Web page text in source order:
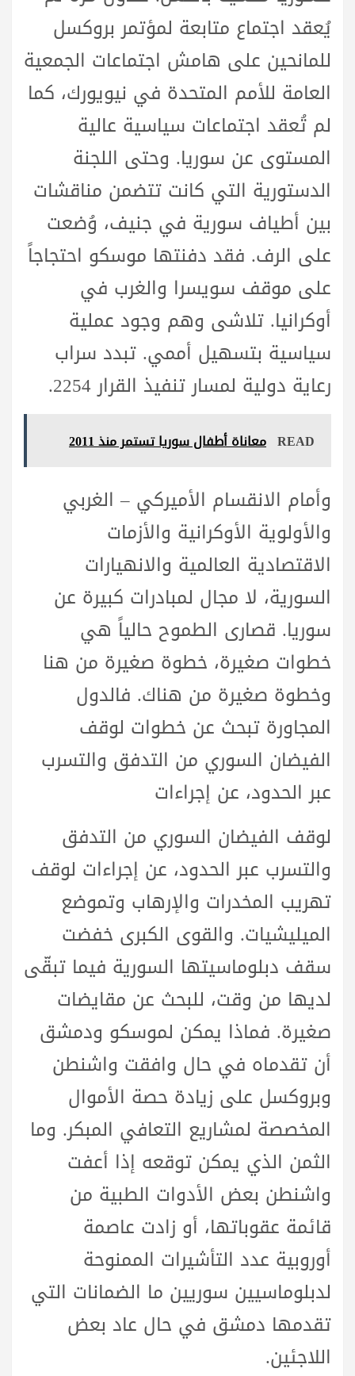
يُعقد اجتماع متابعة لمؤتمر بروكسل
للمانحين على هامش اجتماعات الجمعية
العامة للأمم المتحدة في نيويورك، كما
لم تُعقد اجتماعات سياسية عالية
المستوى عن سوريا. وحتى اللجنة
الدستورية التي كانت تتضمن مناقشات
بين أطياف سورية في جنيف، وُضعت
على الرف. فقد دفنتها موسكو احتجاجاً
على موقف سويسرا والغرب في
أوكرانيا. تلاشى وهم وجود عملية
سياسية بتسهيل أممي. تبدد سراب
رعاية دولية لمسار تنفيذ القرار 2254.
READ معاناة أطفال سوريا تستمر منذ 2011
وأمام الانقسام الأميركي – الغربي
والأولوية الأوكرانية والأزمات
الاقتصادية العالمية والانهيارات
السورية، لا مجال لمبادرات كبيرة عن
سوريا. قصارى الطموح حالياً هي
خطوات صغيرة، خطوة صغيرة من هنا
وخطوة صغيرة من هناك. فالدول
المجاورة تبحث عن خطوات لوقف
الفيضان السوري من التدفق والتسرب
عبر الحدود، عن إجراءات
لوقف الفيضان السوري من التدفق
والتسرب عبر الحدود، عن إجراءات لوقف
تهريب المخدرات والإرهاب وتموضع
الميليشيات. والقوى الكبرى خفضت
سقف دبلوماسيتها السورية فيما تبقّى
لديها من وقت، للبحث عن مقايضات
صغيرة. فماذا يمكن لموسكو ودمشق
أن تقدماه في حال وافقت واشنطن
وبروكسل على زيادة حصة الأموال
المخصصة لمشاريع التعافي المبكر. وما
الثمن الذي يمكن توقعه إذا أعفت
واشنطن بعض الأدوات الطبية من
قائمة عقوباتها، أو زادت عاصمة
أوروبية عدد التأشيرات الممنوحة
لدبلوماسيين سوريين ما الضمانات التي
تقدمها دمشق في حال عاد بعض
اللاجئين.